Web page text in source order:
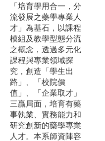
「培育學用合一，分
流發展之藥學專業人
才」為基石，以課程
模組及教學型態分流
之概念，透過多元化
課程與專業領域探
究，創造「學生出
路」、「校院價
值」、「企業取才」
三贏局面，培育有藥
事執業、實務能力和
研究創新的藥學專業
人才。本系師資陣容